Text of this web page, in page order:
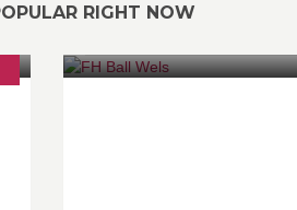
RIGHT NOW